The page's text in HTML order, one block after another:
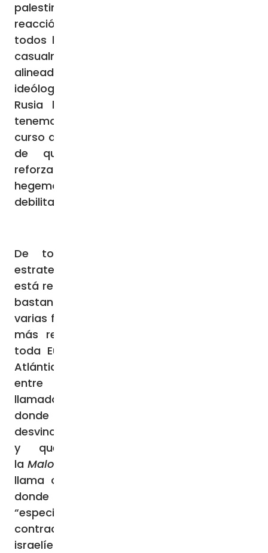
palestinos. Por lo tanto, hay que esperar la
reacción de Irán, Turquía, Arabia Saudita,
todos los Estados del Golfo y Egipto, que
casualmente están todos más o menos
alineados con Rusia. Por eso, concluye el
ideólogo, «en el conflicto palestino-israelí a
Rusia le resulta difícil elegir un bando,
tenemos que prestar mucha atención al
curso de los acontecimientos», conscientes
de que «la multipolaridad se está
reforzando, mientras que la intensidad de la
hegemonía del Occidente colectivo se
debilita”.
De todos modos, más allá de las
estrategias políticas y militares, en Rusia
está resurgiendo un sentimiento antisemita
bastante arraigado, que ha atravesado
varias fases en la historia pasada antigua y
más reciente. Los judíos perseguidos en
toda Europa recorrieron la ruta desde el
Atlántico hasta las costas del Mar Negro,
entre Rusia y Ucrania, en esa zona
llamada
donde fueron expulsados ​​para
desvincularlos de los mercados bielorrusos,
y que constituye una parte de
laMalorossiya
llama a Ucrania, precisamente las tierras
donde se desarrolla el actual conflicto
“especial”. Existe, por tanto, un sentimiento
contradictorio de parentesco entre rusos e
israelíes, alimentado por los flujos de